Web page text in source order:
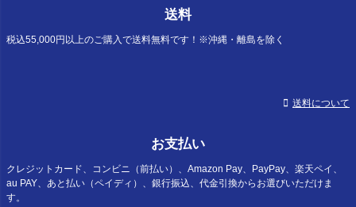
送料
税込55,000円以上のご購入で送料無料です！※沖縄・離島を除く
送料について
お支払い
クレジットカード、コンビニ（前払い）、Amazon Pay、PayPay、楽天ペイ、
au PAY、あと払い（ペイディ）、銀行振込、代金引換からお選びいただけま
す。